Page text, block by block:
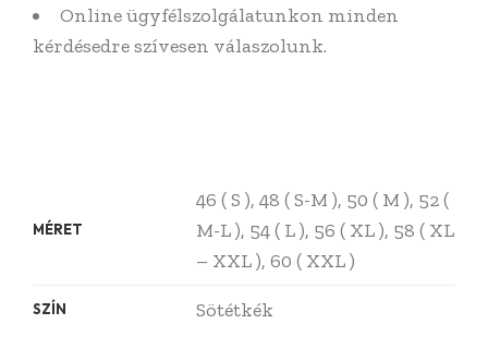
Online ügyfélszolgálatunkon minden
kérdésedre szívesen válaszolunk.
MÉRET
46 ( S ), 48 ( S-M ), 50 ( M ), 52 (
M-L ), 54 ( L ), 56 ( XL ), 58 ( XL
– XXL ), 60 ( XXL )
SZÍN Sötétkék